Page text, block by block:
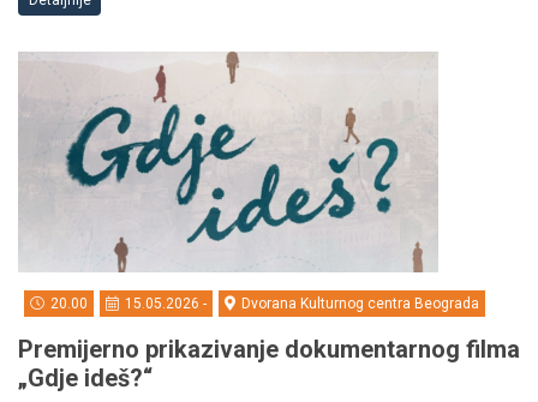
20.00 15.05.2026 - Dvorana Kulturnog centra Beograda
Premijerno prikazivanje dokumentarnog filma
„Gdje ideš?“